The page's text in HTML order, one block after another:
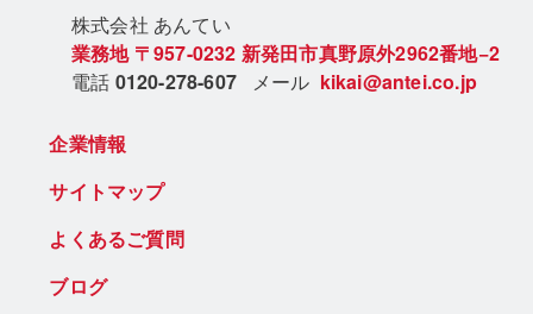
株式会社 あんてい
業務地 〒957-0232 新発田市真野原外2962番地−2
電話 0120-278-607 メール kikai@antei.co.jp
企業情報
サイトマップ
よくあるご質問
ブログ